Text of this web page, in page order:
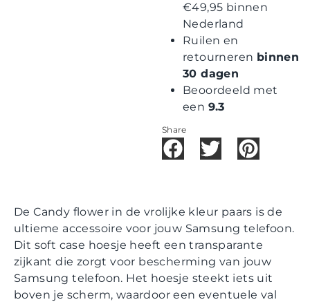
€49,95 binnen
Nederland
Ruilen en
retourneren binnen
30 dagen
Beoordeeld met
een 9.3
Share
De Candy flower in de vrolijke kleur paars is de
ultieme accessoire voor jouw Samsung telefoon.
Dit soft case hoesje heeft een transparante
zijkant die zorgt voor bescherming van jouw
Samsung telefoon. Het hoesje steekt iets uit
boven je scherm, waardoor een eventuele val